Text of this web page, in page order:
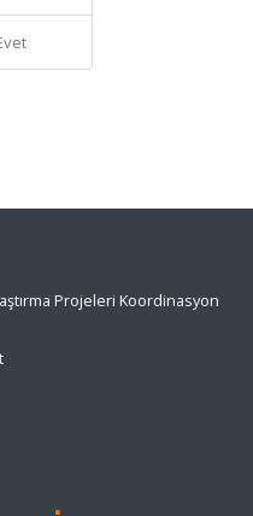
Projeleri Koordinasyon